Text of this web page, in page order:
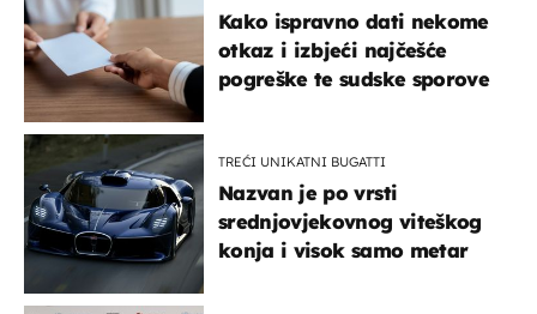
Kako ispravno dati nekome
otkaz i izbjeći najčešće
pogreške te sudske sporove
TREĆI UNIKATNI BUGATTI
Nazvan je po vrsti
srednjovjekovnog viteškog
konja i visok samo metar